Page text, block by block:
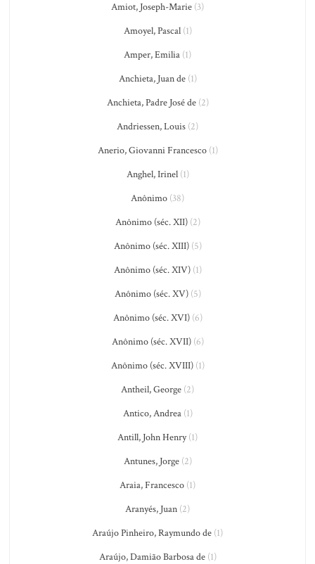
Amiot, Joseph-Marie (3)
Amoyel, Pascal(1)
Amper, Emilia (1)
Anchieta, Juan de(1)
Anchieta, Padre José de(2)
Andriessen, Louis (2)
Anerio, Giovanni Francesco(1)
Anghel, Irinel(1)
Anônimo (38)
Anônimo (séc. XII)(2)
Anônimo (séc. XIII)(5)
Anônimo (séc. XIV)(1)
Anônimo (séc. XV)(5)
Anônimo (séc. XVI)(6)
Anônimo (séc. XVII)(6)
Anônimo (séc. XVIII)(1)
Antheil, George (2)
Antico, Andrea(1)
Antill, John Henry(1)
Antunes, Jorge(2)
Araia, Francesco (1)
Aranyés, Juan (2)
Araújo Pinheiro, Raymundo de (1)
Araújo, Damião Barbosa de(1)